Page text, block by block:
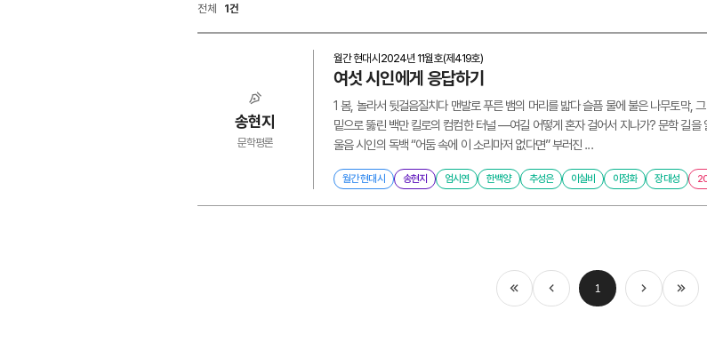
전체 1건
송현지
문학평론
월간 현대시2024년 11월호(제419호)
여섯 시인에게 응답하기
1 봄, 놀라서 뒷걸음질치다 맨발로 푸른 뱀의 머리를 밟다 슬픔 물에 불은 나무토막,
밑으로 뚫린 백만 킬로의 컴컴한 터널 ―여길 어떻게 혼자 걸어서 지나가? 문학 길을
울음 시인의 독백 “어둠 속에 이 소리마저 없다면” 부러진 ...
월간 현대시 송현지 엄시연 한백양 추성은 이실비 이정화 장대성
처음 이전 1 다음 마지